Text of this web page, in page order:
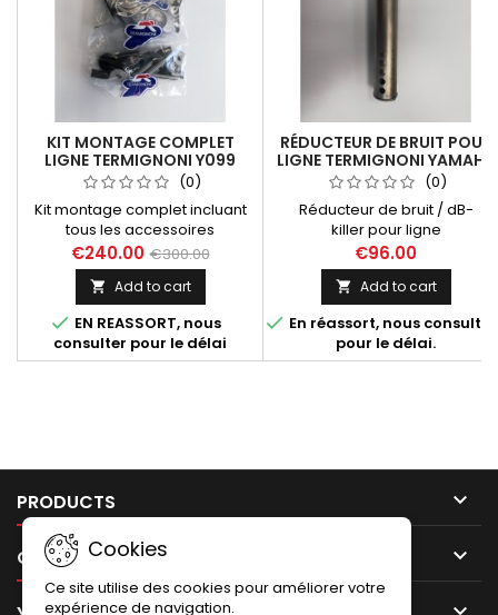
KIT MONTAGE COMPLET
LIGNE TERMIGNONI Y099
(0)
Kit montage complet incluant
tous les accessoires
nécessaires à l'installation des
lignes complètes Termignoni
Tmax 530 2012-2016 (réf. Y099).
€240.00 €300.00
 Add to cart
 EN REASSORT, nous
consulter pour le délai
RÉDUCTEUR DE BRUIT POUR
LIGNE TERMIGNONI YAMAHA
TMAX 530(0)
Réducteur de bruit / dB-
killer pour ligne
Termignoni homologuée Tmax
500 et 530. Compatible avec:
Ligne Termignoni homologuée
Yamaha Tmax 500 (01-03) et
(08-11): Y097080IV, Ligne
Termignoni homologuée
€96.00
 Add to cart
 En réassort, nous consulter
pour le délai.
PRODUCTS 
OUR COMPANY 
Cookies
Ce site utilise des cookies pour améliorer votre
expérience de navigation.